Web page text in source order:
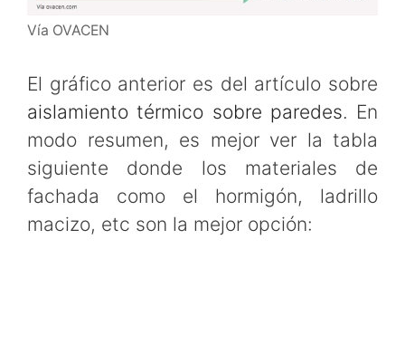
Vía OVACEN
El gráfico anterior es del artículo sobre
aislamiento térmico sobre paredes. En
modo resumen, es mejor ver la tabla
siguiente donde los materiales de
fachada como el hormigón, ladrillo
macizo, etc son la mejor opción: